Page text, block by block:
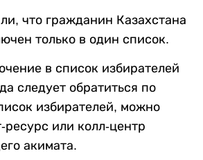
что гражданин Казахстана
только в один список.
в список избирателей
следует обратиться по
избирателей, можно
ресурс или колл-центр
акимата.